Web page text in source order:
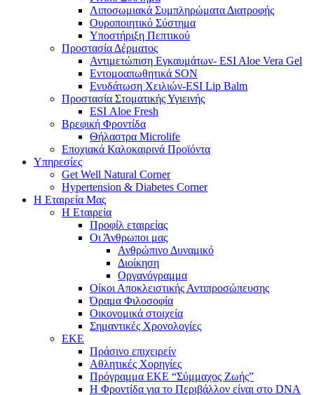
Λιποσωμιακά Συμπληρώματα Διατροφής
Ουροποιητικό Σύστημα
Υποστήριξη Πεπτικού
Προστασία Δέρματος
Αντιμετώπιση Εγκαυμάτων- ESI Aloe Vera Gel
Εντομοαπωθητικά SON
Ενυδάτωση Χειλιών-ESI Lip Balm
Προστασία Στοματικής Υγιεινής
ESI Αloe Fresh
Βρεφική Φροντίδα
Θήλαστρα Microlife
Εποχιακά Καλοκαιρινά Προϊόντα
Υπηρεσίες
Get Well Natural Corner
Hypertension & Diabetes Corner
Η Εταιρεία Μας
Η Εταιρεία
Προφίλ εταιρείας
Οι Άνθρωποι μας
Ανθρώπινο Δυναμικό
Διοίκηση
Οργανόγραμμα
Οίκοι Αποκλειστικής Αντιπροσώπευσης
Όραμα Φιλοσοφία
Οικονομικά στοιχεία
Σημαντικές Χρονολογίες
ΕΚΕ
Πράσινο επιχειρείν
Αθλητικές Χορηγίες
Πρόγραμμα ΕΚΕ “Σύμμαχος Ζωής”
Η Φροντίδα για το Περιβάλλον είναι στο DNA